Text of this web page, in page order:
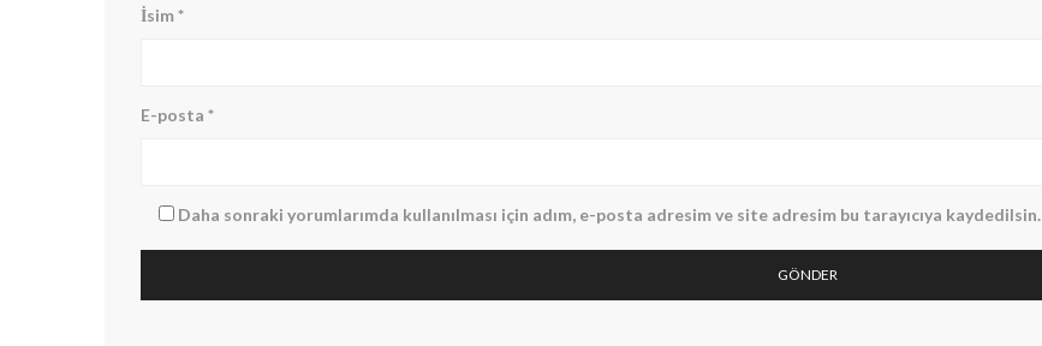
İsim*
E-posta *
Daha sonraki yorumlarımda kullanılması için adım, e-posta adresim ve site adresim bu tarayıcıya kaydedilsin.